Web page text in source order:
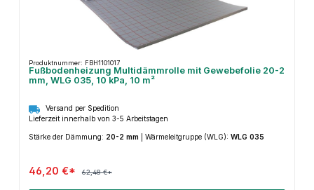
Produktnummer: FBH1101017
Fußbodenheizung Multidämmrolle mit Gewebefolie 20-2
mm, WLG 035, 10 kPa, 10 m²
Versand per Spedition
Lieferzeit innerhalb von 3-5 Arbeitstagen
Stärke der Dämmung: 20-2 mm Wärmeleitgruppe (WLG): WLG 035
46,20 €* 62,48 €*